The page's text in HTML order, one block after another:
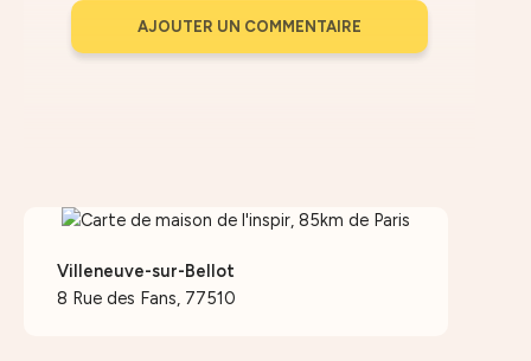
AJOUTER UN COMMENTAIRE
Villeneuve-sur-Bellot
8 Rue des Fans, 77510